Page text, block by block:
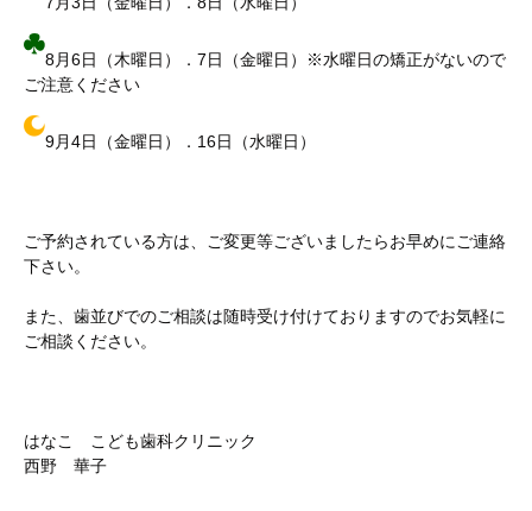
8月6日（木曜日）．7日（金曜日）※水曜日の矯正がないので
ご注意ください
9月4日（金曜日）．16日（水曜日）
ご予約されている方は、ご変更等ございましたらお早めにご連絡
下さい。
また、歯並びでのご相談は随時受け付けておりますのでお気軽に
ご相談ください。
はなこ こども歯科クリニック
西野 華子